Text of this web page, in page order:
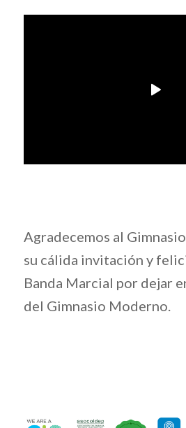
Agradecemos al
su cálida invitación y
Banda Marcial por dejar
del Gimnasio Moderno.